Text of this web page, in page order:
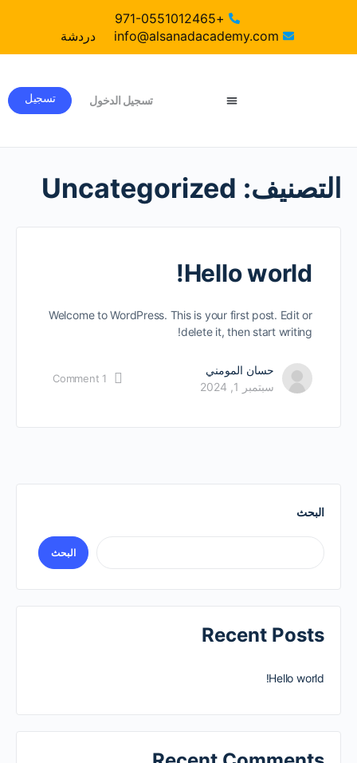
+971-0551012465
info@alsanadacademy.com
دردشة
تسجيل الدخول تسجيل
التصنيف: Uncategorized
Hello world!
Welcome to WordPress. This is your first post. Edit or
delete it, then start writing!
حسان المومني
سبتمبر 1, 2024
1
Comment
البحث
البحث
Recent Posts
Hello world!